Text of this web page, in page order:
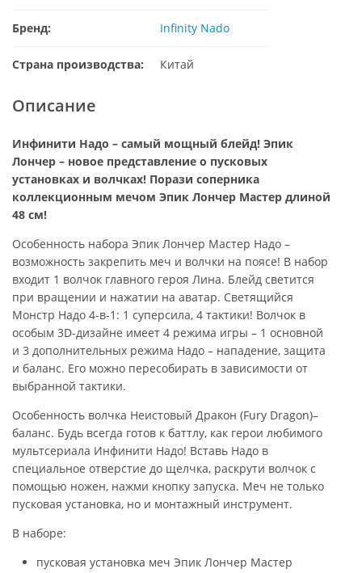
Бренд: Infinity Nado
Страна производства: Китай
Описание
Инфинити Надо – самый мощный блейд! Эпик
Лончер – новое представление о пусковых
установках и волчках! Порази соперника
коллекционным мечом Эпик Лончер Мастер длиной
48 см!
Особенность набора Эпик Лончер Мастер Надо –
возможность закрепить меч и волчки на поясе! В набор
входит 1 волчок главного героя Лина. Блейд светится
при вращении и нажатии на аватар. Светящийся
Монстр Надо 4-в-1: 1 суперсила, 4 тактики! Волчок в
особым 3D-дизайне имеет 4 режима игры – 1 основной
и 3 дополнительных режима Надо – нападение, защита
и баланс. Его можно пересобирать в зависимости от
выбранной тактики.
Особенность волчка Неистовый Дракон (Fury Dragon)–
баланс. Будь всегда готов к баттлу, как герои любимого
мультсериала Инфинити Надо! Вставь Надо в
специальное отверстие до щелчка, раскрути волчок с
помощью ножен, нажми кнопку запуска. Меч не только
пусковая установка, но и монтажный инструмент.
В наборе:
пусковая установка меч Эпик Лончер Мастер